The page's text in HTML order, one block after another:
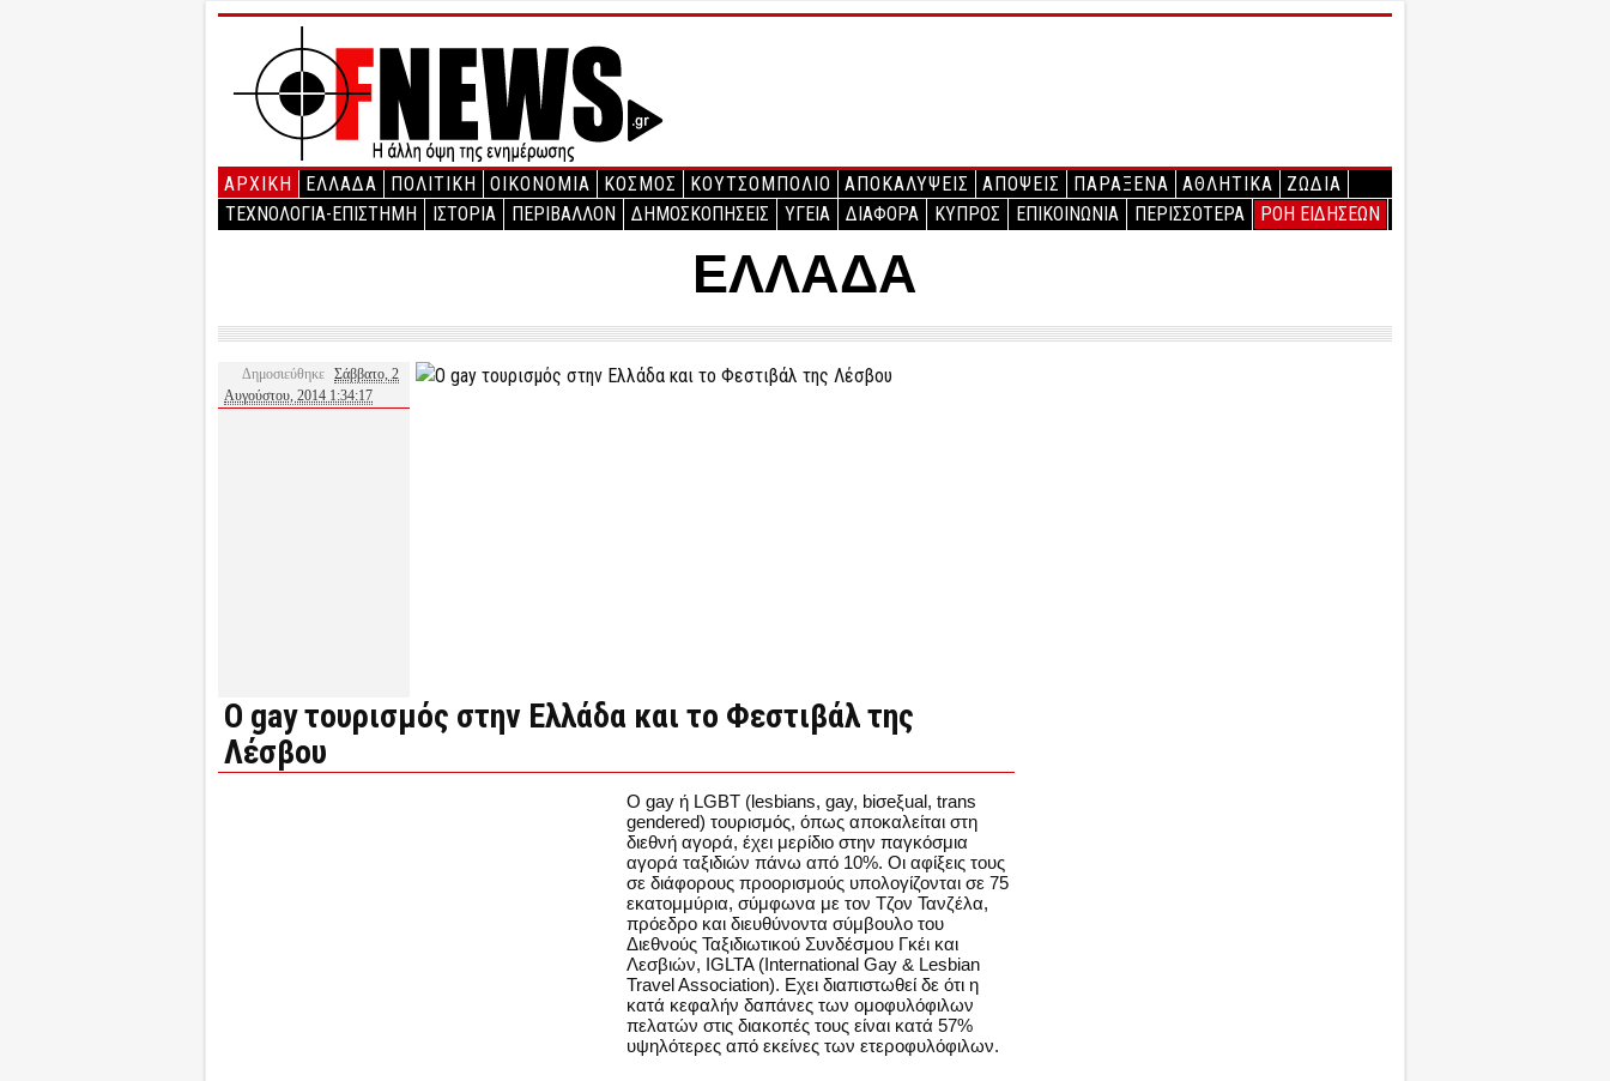
ΑΡΧΙΚΉ ΕΛΛΑΔΑ ΠΟΛΙΤΙΚΗ ΟΙΚΟΝΟΜΙΑ ΚΟΣΜΟΣ ΚΟΥΤΣΟΜΠΟΛΙΟ ΑΠΟΚΑΛΥΨΕΙΣ ΑΠΟΨΕΙΣ ΠΑΡΑΞΕΝΑ ΑΘΛΗΤΙΚΑ
ΖΩΔΙΑ
ΤΕΧΝΟΛΟΓΙΑ-ΕΠΙΣΤΗΜΗ
ΙΣΤΟΡΙΑ ΠΕΡΙΒΑΛΛΟΝ ΔΗΜΟΣΚΟΠΗΣΕΙΣ ΥΓΕΙΑ ΔΙΑΦΟΡΑ ΚΥΠΡΟΣ ΕΠΙΚΟΙΝΩΝΙΑ ΠΕΡΙΣΣΟΤΕΡΑ ΡΟΗ ΕΙΔΗΣΕΩΝ
ΕΛΛΑΔΑ
Δημοσιεύθηκε Σάββατο, 2
Αυγούστου, 2014 1:34:17
O gay τουρισμός στην Ελλάδα και το Φεστιβάλ της
Λέσβου
Ο gay ή LGBT (lesbians, gay, biσeξual, trans
gendered) τουρισμός, όπως αποκαλείται στη
διεθνή αγορά, έχει μερίδιο στην παγκόσμια
αγορά ταξιδιών πάνω από 10%. Οι αφίξεις τους
σε διάφορους προορισμούς υπολογίζονται σε 75
εκατομμύρια, σύμφωνα με τον Τζον Τανζέλα,
πρόεδρο και διευθύνοντα σύμβουλο του
Διεθνούς Ταξιδιωτικού Συνδέσμου Γκέι και
Λεσβιών, IGLTA (International Gay & Lesbian
Travel Association). Εχει διαπιστωθεί δε ότι η
κατά κεφαλήν δαπάνες των ομοφυλόφιλων
πελατών στις διακοπές τους είναι κατά 57%
υψηλότερες από εκείνες των ετεροφυλόφιλων.